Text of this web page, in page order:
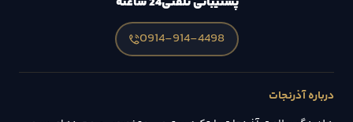
0914-914-4498
درباره آذرنجات